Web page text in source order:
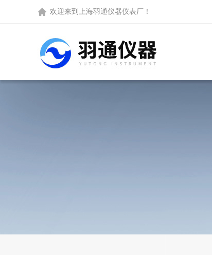
欢迎来到 上海羽通仪器仪表厂 ！